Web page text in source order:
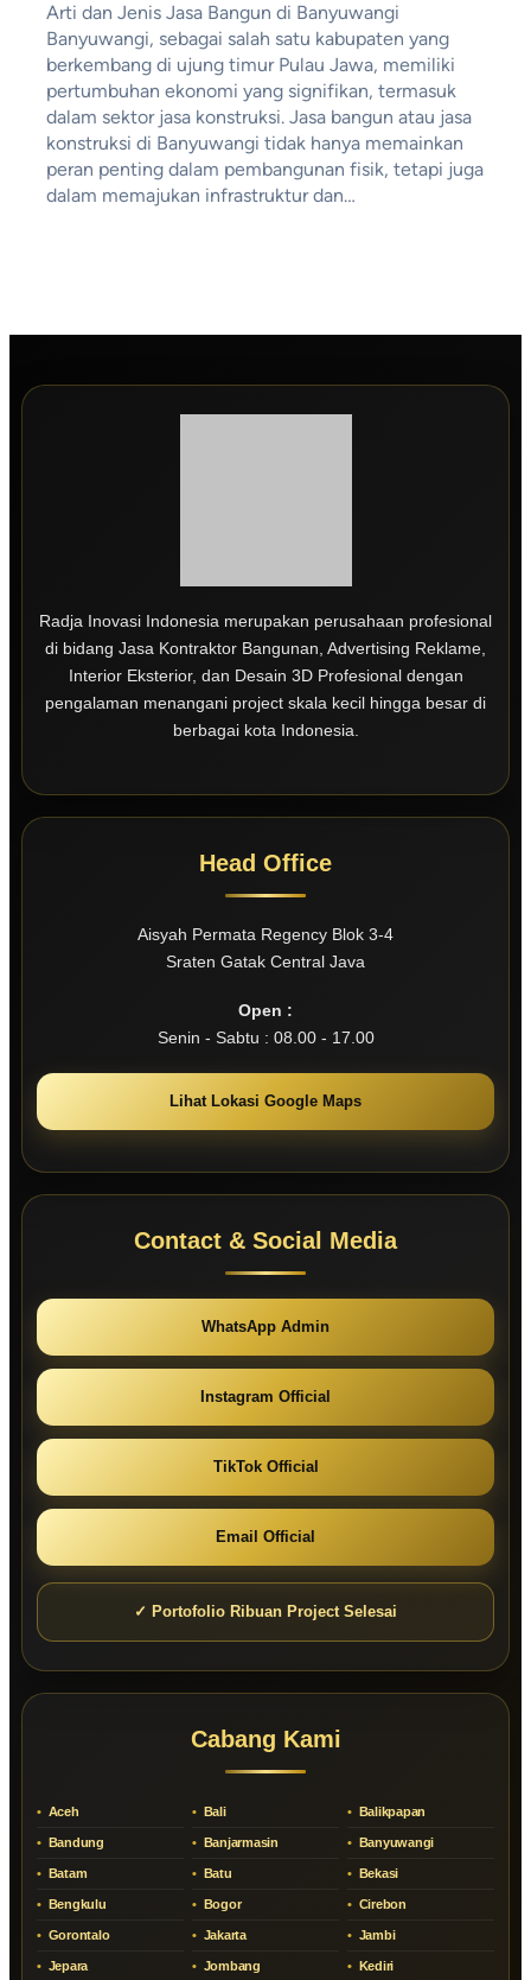
Arti dan Jenis Jasa Bangun di Banyuwangi
Banyuwangi, sebagai salah satu kabupaten yang
berkembang di ujung timur Pulau Jawa, memiliki
pertumbuhan ekonomi yang signifikan, termasuk
dalam sektor jasa konstruksi. Jasa bangun atau jasa
konstruksi di Banyuwangi tidak hanya memainkan
peran penting dalam pembangunan fisik, tetapi juga
dalam memajukan infrastruktur dan…
Radja Inovasi Indonesia merupakan perusahaan profesional
di bidang Jasa Kontraktor Bangunan, Advertising Reklame,
Interior Eksterior, dan Desain 3D Profesional dengan
pengalaman menangani project skala kecil hingga besar di
berbagai kota Indonesia.
Head Office
Aisyah Permata Regency Blok 3-4
Sraten Gatak Central Java
Open :
Senin - Sabtu : 08.00 - 17.00
Lihat Lokasi Google Maps
Contact & Social Media
WhatsApp Admin
Instagram Official
TikTok Official
Email Official
✓ Portofolio Ribuan Project Selesai
Cabang Kami
Aceh Bali Balikpapan
Bandung Banjarmasin Banyuwangi
Batam Batu Bekasi
Bengkulu Bogor Cirebon
Gorontalo Jakarta Jambi
Jepara Jombang Kediri